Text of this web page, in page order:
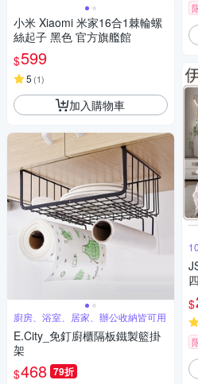
小米 Xiaomi 米家16合1棘輪螺
絲起子 黑色 官方旗艦館
$599
5 (1)
加入購物車
廚房、浴室、居家、辦公收納皆可用
E.City_免釘廚櫃隔板鐵製籃掛
架
$468 79折
$